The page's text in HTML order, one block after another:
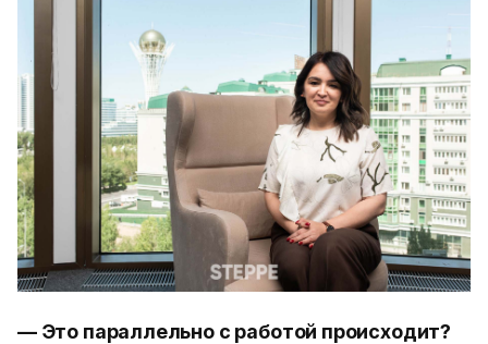
— Это параллельно с работой происходит?